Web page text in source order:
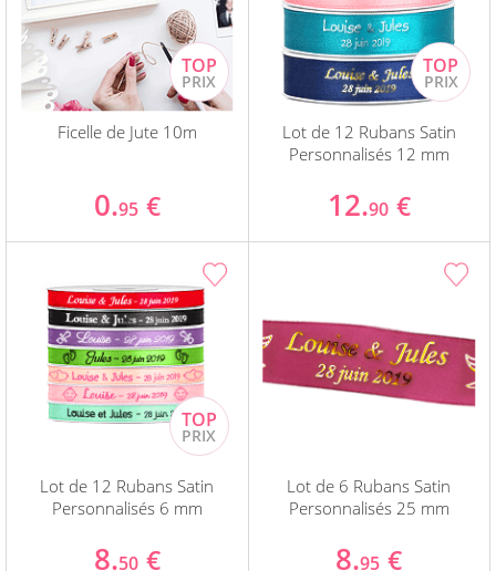
Ficelle de Jute 10m
0.95 €
Lot de 12 Rubans Satin
Personnalisés 12 mm
12.90 €
Lot de 12 Rubans Satin
Personnalisés 6 mm
8.50 €
Lot de 6 Rubans Satin
Personnalisés 25 mm
8.95 €